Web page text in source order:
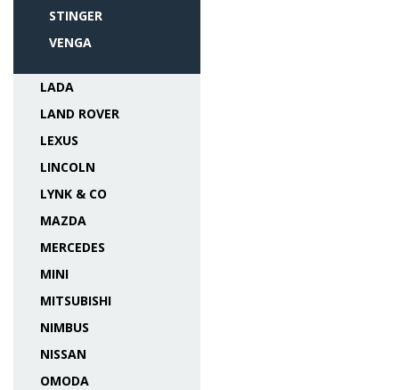
STINGER
VENGA
LADA
LAND ROVER
LEXUS
LINCOLN
LYNK & CO
MAZDA
MERCEDES
MINI
MITSUBISHI
NIMBUS
NISSAN
OMODA